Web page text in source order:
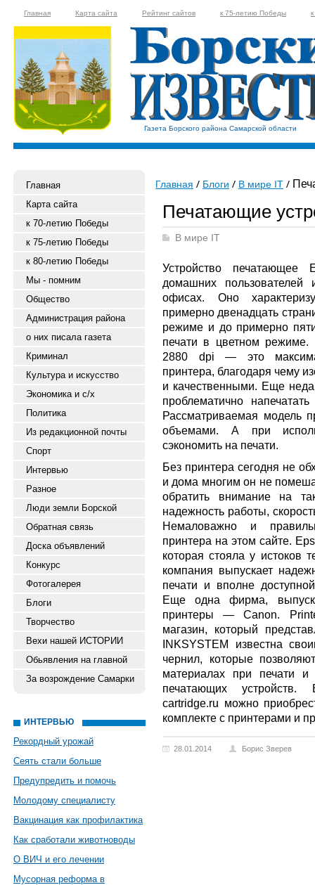
Главная Карта сайта Рейтинг сайтов к 75-летию Победы
Газета Борского района Самарской области
Главная
Карта сайта
к 70-летию Победы
к 75-летию Победы
к 80-летию Победы
Мы - помним
Общество
Администрация района
о них писала газета
Криминал
Культура и искусство
Экономика и с/х
Политика
Из редакционной почты
Спорт
Интервью
Разное
Люди земли Борской
Обратная связь
Доска объявлений
Конкурс
Фотогалерея
Блоги
Творчество
Вехи нашей ИСТОРИИ
Обьявления на главной
За возрождение Самарки
ИНТЕРВЬЮ
Рекордный урожай
Сеять стали больше
Предупредить и помочь
Молодому специалисту
Вакцинация как профилактика
Как сработали животноводы
О ВИЧ и его лечении
Мусорная реформа в
Главная Блоги В мире IT
Печатающие
В мире IT
Устройство
домашних
офисах. Оно
примерно двенадцать
режиме и до примерно
печати в цветном режиме.
2880 dpi — это
принтера, благодаря чему
и качественными. Еще
проблематично
Рассматриваемая модель
объемами. А при
сэкономить на печати.
Без принтера сегодня не
и дома многим он не
обратить внимание на
надежность работы,
Немаловажно и
принтера на этом сайте.
которая стояла у истоков
компания выпускает
печати и вполне
Еще одна фирма,
принтеры — Canon.
магазин, который
INKSYSTEM известна
чернил, которые
материалах при печати и
печатающих устройств.
cartridge.ru можно
комплекте с принтерами и
28.01.2014 Борис Зверев